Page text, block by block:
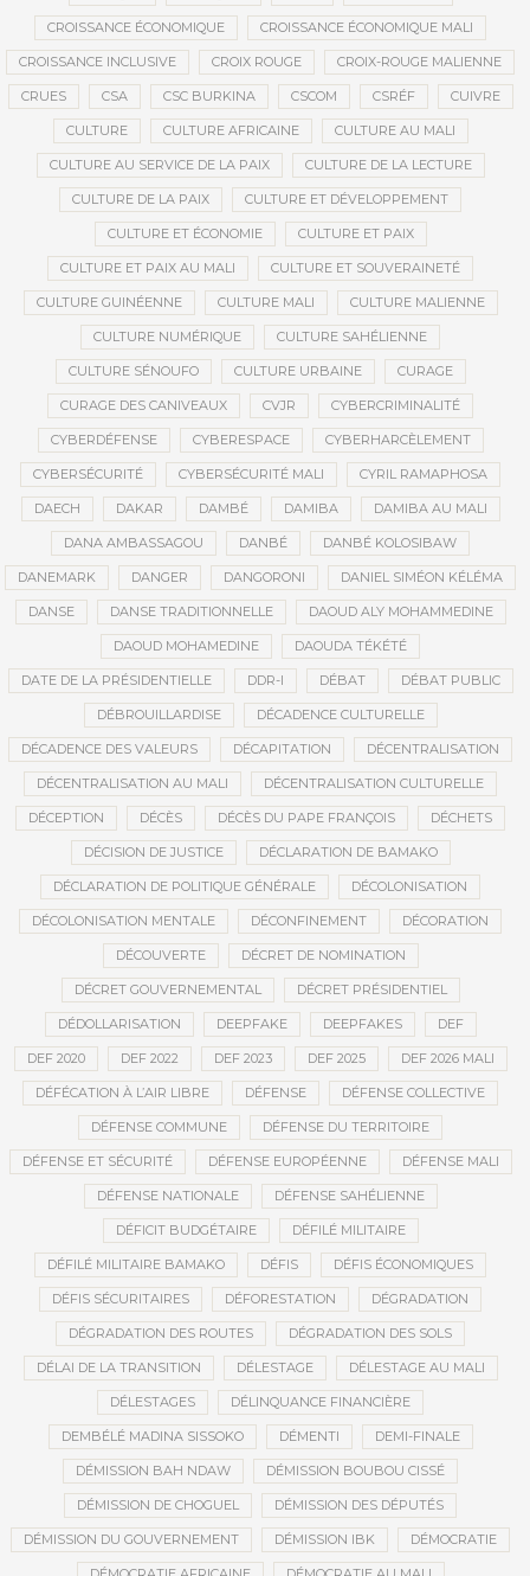
CROISSANCE ÉCONOMIQUE CROISSANCE ÉCONOMIQUE MALI
CROISSANCE INCLUSIVE CROIX ROUGE CROIX-ROUGE MALIENNE
CRUES CSA CSC BURKINA CSCOM CSRÉF CUIVRE
CULTURE CULTURE AFRICAINE CULTURE AU MALI
CULTURE AU SERVICE DE LA PAIX CULTURE DE LA LECTURE
CULTURE DE LA PAIX CULTURE ET DÉVELOPPEMENT
CULTURE ET ÉCONOMIE CULTURE ET PAIX
CULTURE ET PAIX AU MALI CULTURE ET SOUVERAINETÉ
CULTURE GUINÉENNE CULTURE MALI CULTURE MALIENNE
CULTURE NUMÉRIQUE CULTURE SAHÉLIENNE
CULTURE SÉNOUFO CULTURE URBAINE CURAGE
CURAGE DES CANIVEAUX CVJR CYBERCRIMINALITÉ
CYBERDÉFENSE CYBERESPACE CYBERHARCÈLEMENT
CYBERSÉCURITÉ CYBERSÉCURITÉ MALI CYRIL RAMAPHOSA
DAECH DAKAR DAMBÉ DAMIBA DAMIBA AU MALI
DANA AMBASSAGOU DANBÉ DANBÉ KOLOSIBAW
DANEMARK DANGER DANGORONI DANIEL SIMÉON KÉLÉMA
DANSE DANSE TRADITIONNELLE DAOUD ALY MOHAMMEDINE
DAOUD MOHAMEDINE DAOUDA TÉKÉTÉ
DATE DE LA PRÉSIDENTIELLE DDR-I DÉBAT DÉBAT PUBLIC
DÉBROUILLARDISE DÉCADENCE CULTURELLE
DÉCADENCE DES VALEURS DÉCAPITATION DÉCENTRALISATION
DÉCENTRALISATION AU MALI DÉCENTRALISATION CULTURELLE
DÉCEPTION DÉCÈS DÉCÈS DU PAPE FRANÇOIS DÉCHETS
DÉCISION DE JUSTICE DÉCLARATION DE BAMAKO
DÉCLARATION DE POLITIQUE GÉNÉRALE DÉCOLONISATION
DÉCOLONISATION MENTALE DÉCONFINEMENT DÉCORATION
DÉCOUVERTE DÉCRET DE NOMINATION
DÉCRET GOUVERNEMENTAL DÉCRET PRÉSIDENTIEL
DÉDOLLARISATION DEEPFAKE DEEPFAKES DEF
DEF 2020 DEF 2022 DEF 2023 DEF 2025 DEF 2026 MALI
DÉFÉCATION À L’AIR LIBRE DÉFENSE DÉFENSE COLLECTIVE
DÉFENSE COMMUNE DÉFENSE DU TERRITOIRE
DÉFENSE ET SÉCURITÉ DÉFENSE EUROPÉENNE DÉFENSE MALI
DÉFENSE NATIONALE DÉFENSE SAHÉLIENNE
DÉFICIT BUDGÉTAIRE DÉFILÉ MILITAIRE
DÉFILÉ MILITAIRE BAMAKO DÉFIS DÉFIS ÉCONOMIQUES
DÉFIS SÉCURITAIRES DÉFORESTATION DÉGRADATION
DÉGRADATION DES ROUTES DÉGRADATION DES SOLS
DÉLAI DE LA TRANSITION DÉLESTAGE DÉLESTAGE AU MALI
DÉLESTAGES DÉLINQUANCE FINANCIÈRE
DEMBÉLÉ MADINA SISSOKO DÉMENTI DEMI-FINALE
DÉMISSION BAH NDAW DÉMISSION BOUBOU CISSÉ
DÉMISSION DE CHOGUEL DÉMISSION DES DÉPUTÉS
DÉMISSION DU GOUVERNEMENT DÉMISSION IBK DÉMOCRATIE